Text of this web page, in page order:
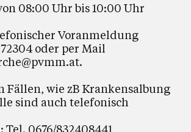
08:00 Uhr bis 10:00 Uhr
Voranmeldung
oder per Mail
.
Fällen, wie zB Krankensalbung
sind auch telefonisch
0676/832408441